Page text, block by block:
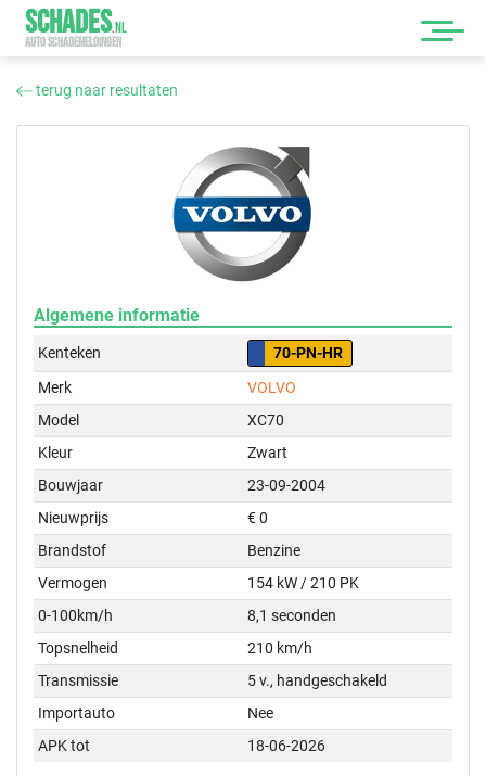
SCHADES.NL
AUTO SCHADEMELDINGEN
terug naar resultaten
Algemene informatie
Kenteken
70-PN-HR
Merk
VOLVO
Model
XC70
Kleur
Zwart
Bouwjaar
23-09-2004
Nieuwprijs
€ 0
Brandstof
Benzine
Vermogen
154 kW / 210 PK
0-100km/h
8,1 seconden
Topsnelheid
210 km/h
Transmissie
5 v., handgeschakeld
Importauto
Nee
APK tot
18-06-2026